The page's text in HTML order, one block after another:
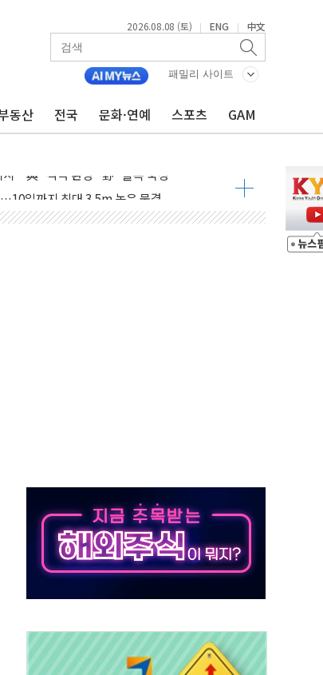
2026.08.08 (토) | ENG | 中文
패밀리 사이트
동산 전국 문화·연예 스포츠 GAM
날 참석..."국제적 시민 연대로 목소리 내야"
해 10대 아들 체포
친 정청래…제주 연설서 신경전 고조
일까지 최대 3.5m 높은 물결
명…정부, 비상대응기구 가동
로 피서객 7명 고립…전원 구조
…온열질환 여부 조사
오전 집중 편성…체감온도 38도 넘으면 중단
법' 전면 재검토 지시
강한 비...가뭄 해소될 듯
곳곳 소나기
주당 스스로 원칙 뒤집는 것"
천 35도, 곳곳 소나기
출범…피해자들 '범죄 사각지대' 우려
판 짠다…'자율규제단체' 타진